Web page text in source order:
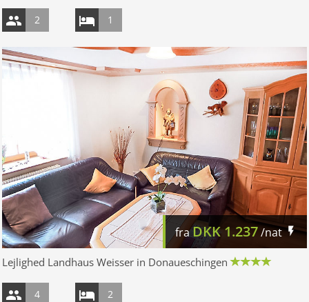
2 1
fraDKK 1.237/nat
Lejlighed Landhaus Weisser in Donaueschingen
4 2